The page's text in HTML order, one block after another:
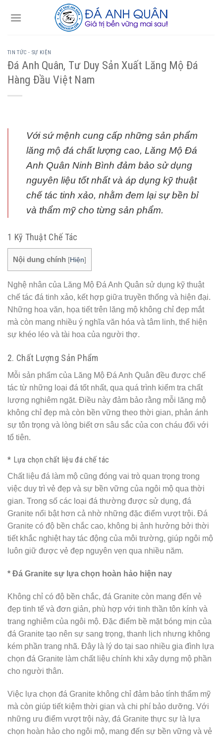
TIN TỨC - SỰ KIỆN
Đá Anh Quân, Tư Duy Sản Xuất Lăng Mộ Đá
Hàng Đầu Việt Nam
Với sứ mệnh cung cấp những sản phẩm
lăng mộ đá chất lượng cao, Lăng Mộ Đá
Anh Quân Ninh Bình đảm bảo sử dụng
nguyên liệu tốt nhất và áp dụng kỹ thuật
chế tác tinh xảo, nhằm đem lại sự bền bỉ
và thẩm mỹ cho từng sản phẩm.
1 Kỹ Thuật Chế Tác
Nội dung chính [Hiện]
Nghệ nhân của Lăng Mộ Đá Anh Quân sử dụng kỹ thuật
chế tác đá tinh xảo, kết hợp giữa truyền thống và hiện đại.
Những hoa văn, họa tiết trên lăng mộ không chỉ đẹp mắt
mà còn mang nhiều ý nghĩa văn hóa và tâm linh, thể hiện
sự khéo léo và tài hoa của người thợ.
2. Chất Lượng Sản Phẩm
Mỗi sản phẩm của Lăng Mộ Đá Anh Quân đều được chế
tác từ những loại đá tốt nhất, qua quá trình kiểm tra chất
lượng nghiêm ngặt. Điều này đảm bảo rằng mỗi lăng mộ
không chỉ đẹp mà còn bền vững theo thời gian, phản ánh
sự tôn trọng và lòng biết ơn sâu sắc của con cháu đối với
tổ tiên.
* Lựa chọn chất liệu đá chế tác
Chất liệu đá làm mộ cũng đóng vai trò quan trọng trong
việc duy trì vẻ đẹp và sự bền vững của ngôi mộ qua thời
gian. Trong số các loại đá thường được sử dụng, đá
Granite nổi bật hơn cả nhờ những đặc điểm vượt trội. Đá
Granite có độ bền chắc cao, không bị ảnh hưởng bởi thời
tiết khắc nghiệt hay tác động của môi trường, giúp ngôi mộ
luôn giữ được vẻ đẹp nguyên vẹn qua nhiều năm.
* Đá Granite sự lựa chọn hoàn hảo hiện nay
Không chỉ có độ bền chắc, đá Granite còn mang đến vẻ
đẹp tinh tế và đơn giản, phù hợp với tinh thần tôn kính và
trang nghiêm của ngôi mộ. Đặc điểm bề mặt bóng mịn của
đá Granite tạo nên sự sang trọng, thanh lịch nhưng không
kém phần trang nhã. Đây là lý do tại sao nhiều gia đình lựa
chọn đá Granite làm chất liệu chính khi xây dựng mộ phần
cho người thân.
Việc lựa chọn đá Granite không chỉ đảm bảo tính thẩm mỹ
mà còn giúp tiết kiệm thời gian và chi phí bảo dưỡng. Với
những ưu điểm vượt trội này, đá Granite thực sự là lựa
chọn hoàn hảo cho ngôi mộ, mang đến sự bền vững và vẻ